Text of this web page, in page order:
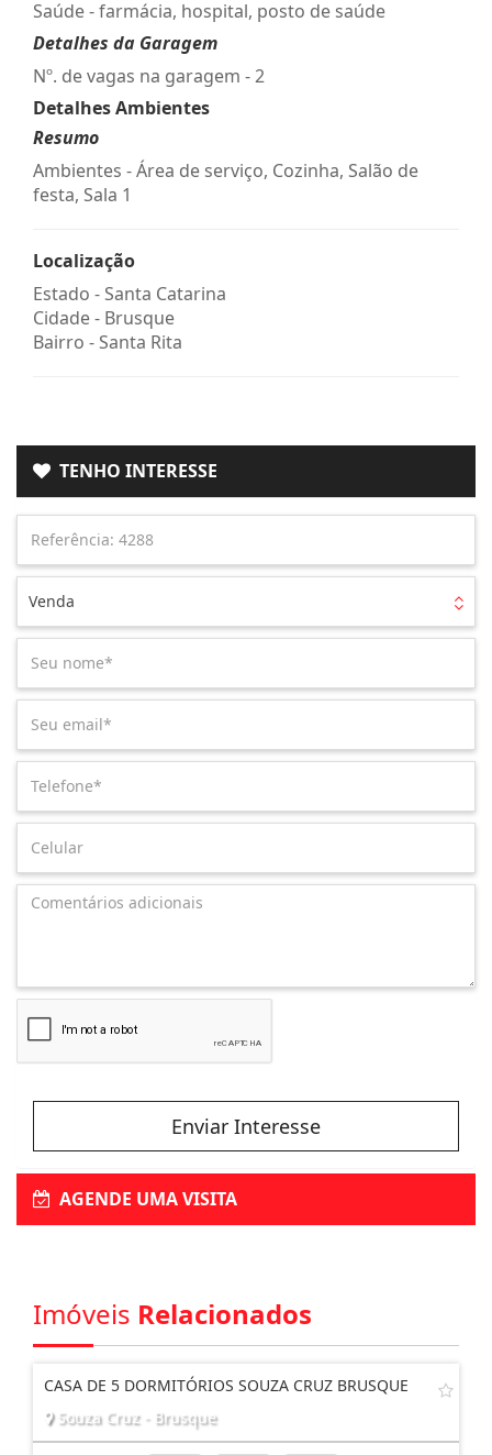
Saúde - farmácia, hospital, posto de saúde
Detalhes da Garagem
Nº. de vagas na garagem - 2
Detalhes Ambientes
Resumo
Ambientes - Área de serviço, Cozinha, Salão de
festa, Sala 1
Localização
Estado -Santa Catarina
Cidade - Brusque
Bairro -Santa Rita
TENHO INTERESSE
Venda
Enviar Interesse
AGENDE UMA VISITA
Imóveis Relacionados
CASA DE 5 DORMITÓRIOS SOUZA CRUZ BRUSQUE
Souza Cruz - Brusque